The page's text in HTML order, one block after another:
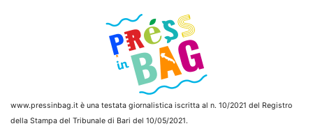
www.pressinbag.it è una testata giornalistica iscritta al n. 10/2021 del Registro
della Stampa del Tribunale di Bari del 10/05/2021.